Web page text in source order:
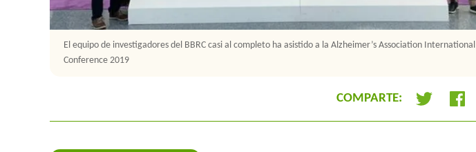
El equipo de investigadores del BBRC casi al completo ha asistido a la Alzheimer’s Association International
Conference 2019
COMPARTE: